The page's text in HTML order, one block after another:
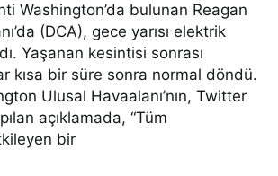
Washington’da bulunan Reagan
(DCA), gece yarısı elektrik
Yaşanan kesintisi sonrası
kısa bir süre sonra normal döndü.
Ulusal Havaalanı’nın, Twitter
açıklamada, “Tüm
bir